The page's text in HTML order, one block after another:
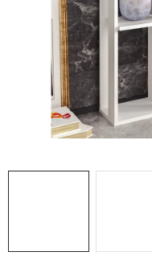
PŘEDSÍŇ
CHOVATELSKÉ POTŘEBY
DOPLŇKY A DEKORACE